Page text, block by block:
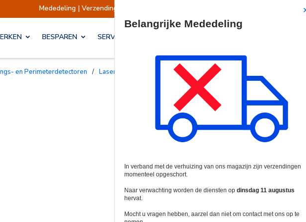
| Verzendingen opgeschort Verzendingen worden op dinsdag 11
BESPAREN SERVICES & OPLOSSINGEN
en Perimeterdetectoren / Laser- en Perimeterdetectoren